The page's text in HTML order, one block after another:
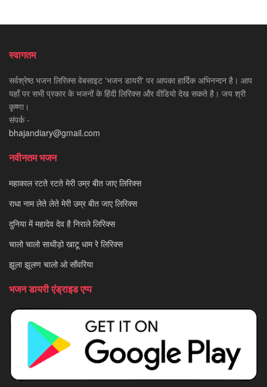
स्वागतम
सर्वश्रेष्ठ भजन लिरिक्स वेबसाइट 'भजन डायरी' पर आपका हार्दिक अभिनन्दन है। आप
यहाँ पर सभी प्रकार के भजनों के हिंदी लिरिक्स और वीडियो देख सकते है। जय श्री
कृष्णा।
संपर्क -
bhajandiary@gmail.com
नवीनतम भजन
महाकाल रटते रटते मेरी उम्र बीत जाए लिरिक्स
राधा नाम लेते लेते मेरी उम्र बीत जाए लिरिक्स
दुनिया में महादेव देव है निराले लिरिक्स
चालो चालो साथीड़ो खाटू धाम रे लिरिक्स
झूला झूलण चालो ओ साँवरिया
भजन डायरी एंड्राइड एप्प